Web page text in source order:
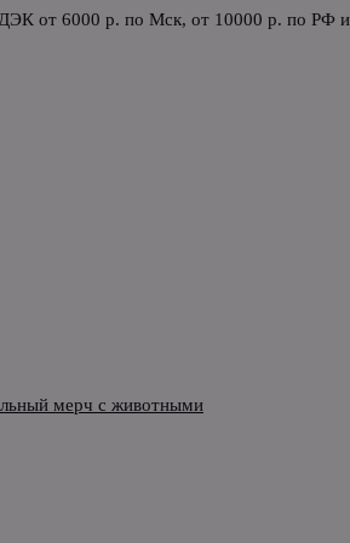
от 6000 р. по Мск, от 10000 р. по РФ